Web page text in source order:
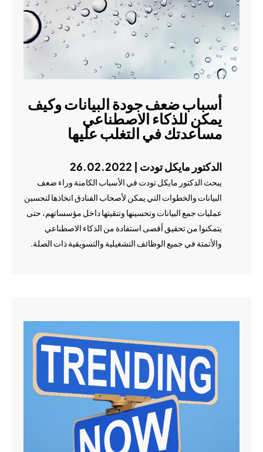
أسباب ضعف جودة البيانات وكيف
يمكن للذكاء الاصطناعي
مساعدتك في التغلب عليها
الدكتور مايكل تودت | 26.02.2022
يبحث الدكتور مايكل تودت في الأسباب الكامنة وراء ضعف
البيانات والخطوات التي يمكن لأصحاب الفنادق اتخاذها لتحسين
عمليات جمع البيانات وتحسينها وتنقيتها داخل مؤسساتهم، حتى
يتمكنوا من تحقيق أقصى استفادة من الذكاء الاصطناعي
والأتمتة في جميع الوظائف التشغيلية والتسويقية ذات الصلة.